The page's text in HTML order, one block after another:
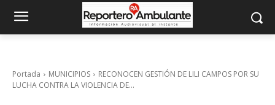
Portada MUNICIPIOS
RECONOCEN GESTIÓN DE LILI CAMPOS POR SU
LUCHA CONTRA LA VIOLENCIA DE...